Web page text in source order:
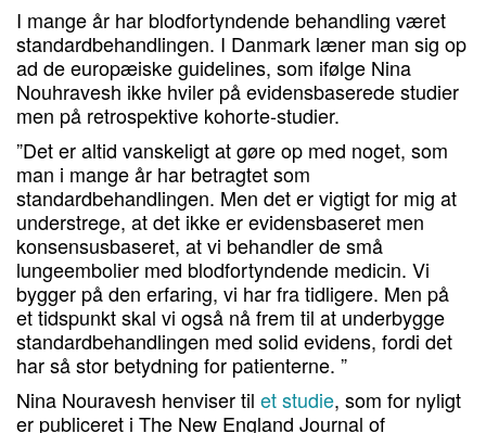
I mange år har blodfortyndende behandling været
standardbehandlingen. I Danmark læner man sig op
ad de europæiske guidelines, som ifølge Nina
Nouhravesh ikke hviler på evidensbaserede studier
men på retrospektive kohorte-studier.
”Det er altid vanskeligt at gøre op med noget, som
man i mange år har betragtet som
standardbehandlingen. Men det er vigtigt for mig at
understrege, at det ikke er evidensbaseret men
konsensusbaseret, at vi behandler de små
lungeembolier med blodfortyndende medicin. Vi
bygger på den erfaring, vi har fra tidligere. Men på
et tidspunkt skal vi også nå frem til at underbygge
standardbehandlingen med solid evidens, fordi det
har så stor betydning for patienterne. ”
Nina Nouravesh henviser til et studie, som for nyligt
er publiceret i The New England Journal of